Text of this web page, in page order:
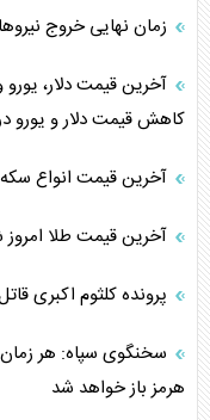
زمان نهایی خروج
کاهش قیمت دلار و یورو
آخرین قیمت انواع سکه امروز
آخرین قیمت طلا امروز شنبه ۱۷ مرداد ۱۴۰۵ | صعود
پرونده کلثوم اکبری
سخنگوی سپاه: هر زمان
هرمز باز خواهد شد